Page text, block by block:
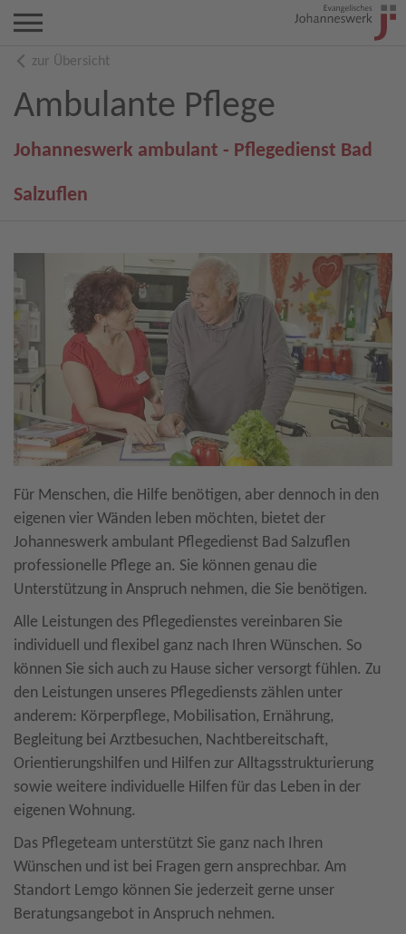
zur Übersicht
Ambulante Pflege
Johanneswerk ambulant - Pflegedienst Bad
Salzuflen
Für Menschen, die Hilfe benötigen, aber dennoch in den
eigenen vier Wänden leben möchten, bietet der
Johanneswerk ambulant Pflegedienst Bad Salzuflen
professionelle Pflege an. Sie können genau die
Unterstützung in Anspruch nehmen, die Sie benötigen.
Alle Leistungen des Pflegedienstes vereinbaren Sie
individuell und flexibel ganz nach Ihren Wünschen. So
können Sie sich auch zu Hause sicher versorgt fühlen. Zu
den Leistungen unseres Pflegediensts zählen unter
anderem: Körperpflege, Mobilisation, Ernährung,
Begleitung bei Arztbesuchen, Nachtbereitschaft,
Orientierungshilfen und Hilfen zur Alltagsstrukturierung
sowie weitere individuelle Hilfen für das Leben in der
eigenen Wohnung.
Das Pflegeteam unterstützt Sie ganz nach Ihren
Wünschen und ist bei Fragen gern ansprechbar. Am
Standort Lemgo können Sie jederzeit gerne unser
Beratungsangebot in Anspruch nehmen.